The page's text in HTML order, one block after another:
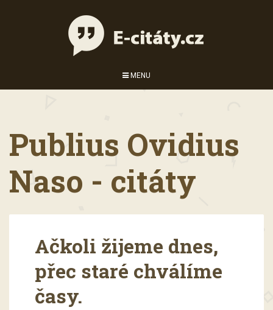
MENU
Publius Ovidius
Naso - citáty
Ačkoli žijeme dnes,
přec staré chválíme
časy.